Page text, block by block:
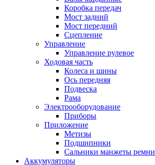
Коробка передач
Мост задний
Мост передний
Сцепление
Управление
Управление рулевое
Ходовая часть
Колеса и шины
Ось передняя
Подвеска
Рама
Электрооборудование
Приборы
Приложение
Метизы
Подшипники
Сальники манжеты ремни
Аккумуляторы